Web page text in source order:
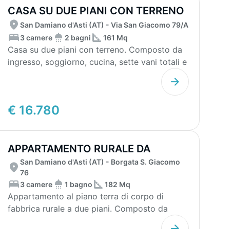
CASA SU DUE PIANI CON TERRENO
€ 16.780
San Damiano d'Asti (AT) - Via San Giacomo 79/A
3 camere
2 bagni 161 Mq
Casa su due piani con terreno. Composto da
ingresso, soggiorno, cucina, sette vani totali e
APPARTAMENTO RURALE DA
RISTRUTTURARE
San Damiano d'Asti (AT) - Borgata S. Giacomo
76
3 camere
1 bagno 182 Mq
Appartamento al piano terra di corpo di
fabbrica rurale a due piani. Composto da